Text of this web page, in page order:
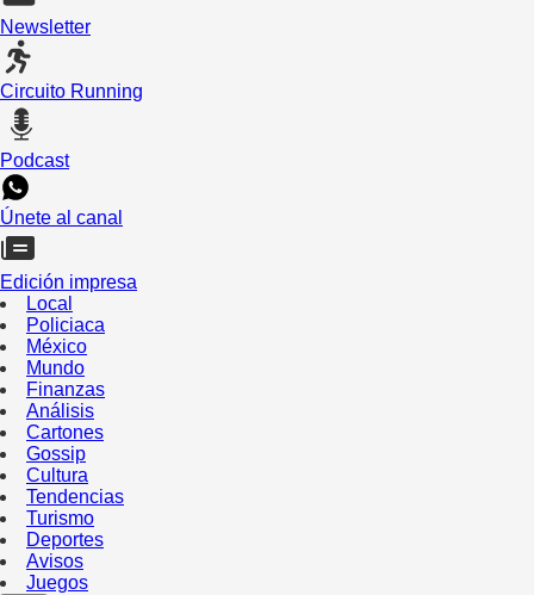
Newsletter
Circuito Running
Podcast
Únete al canal
Edición impresa
Local
Policiaca
México
Mundo
Finanzas
Análisis
Cartones
Gossip
Cultura
Tendencias
Turismo
Deportes
Avisos
Juegos